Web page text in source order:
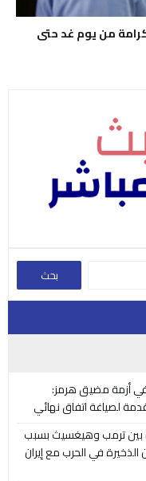
من يوم غد حتى
في أزمة مضيق هرمز:
لصياغة اتفاق نهائي
بين ترمب وهيغسيث بسبب
الذخيرة في الحرب مع إيران